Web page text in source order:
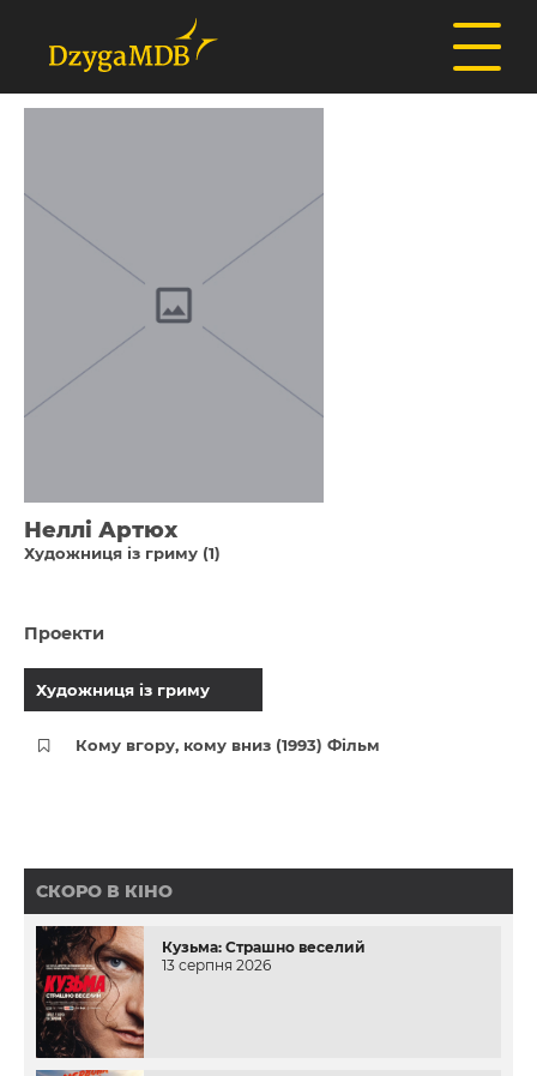
Неллі Артюх
Художниця із гриму (1)
Проекти
Художниця із гриму
Кому вгору, кому вниз (1993) Фільм
СКОРО В КІНО
Кузьма: Страшно веселий
13 серпня 2026